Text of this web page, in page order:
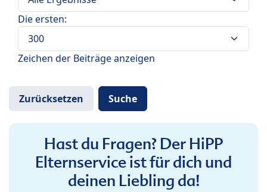
Die ersten:
Zeichen der Beiträge anzeigen
Hast du Fragen? Der HiPP
Elternservice ist für dich und
deinen Liebling da!